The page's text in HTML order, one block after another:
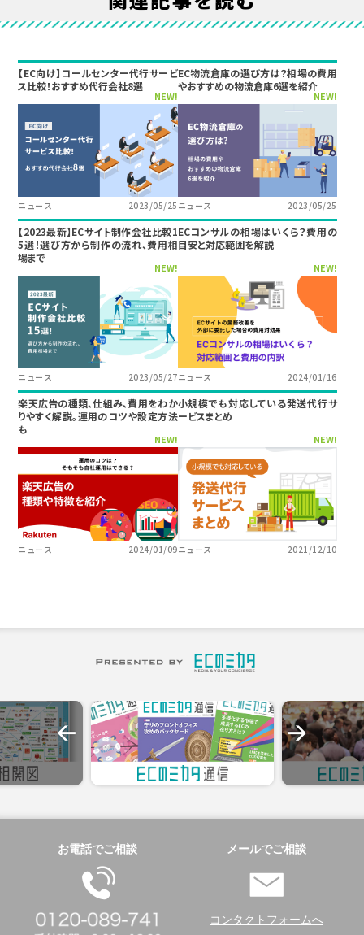
【EC向け】コールセンター代行サービ
ス比較！おすすめ代行会社8選
NEW!
ニュース 2023/05/25
EC物流倉庫の選び方は？相場の費用
やおすすめの物流倉庫6選を紹介
NEW!
ニュース 2023/05/25
【2023最新】ECサイト制作会社比較1
5選！選び方から制作の流れ、費用相
場まで
NEW!
ニュース 2023/05/27
ECコンサルの相場はいくら？費用の
目安と対応範囲を解説
NEW!
ニュース 2024/01/16
楽天広告の種類、仕組み、費用をわか
りやすく解説。運用のコツや設定方法
も
NEW!
ニュース 2024/01/09
小規模でも対応している発送代行サ
ービスまとめ
NEW!
ニュース 2021/12/10
お電話でご相談 メールでご相談
コンタクトフォームへ